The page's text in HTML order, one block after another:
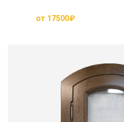
от 17500₽